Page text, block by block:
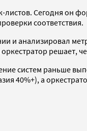
Сегодня он
соответствия.
и анализировал
решает,
систем раньше
40%+), а